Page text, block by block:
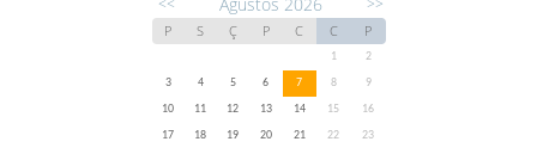
<< >>
P S Ç P C C P
1
2
3
4 5 6 7 8
9
10
11 12 13 14 15
16
17
18 19 20 21 22
23